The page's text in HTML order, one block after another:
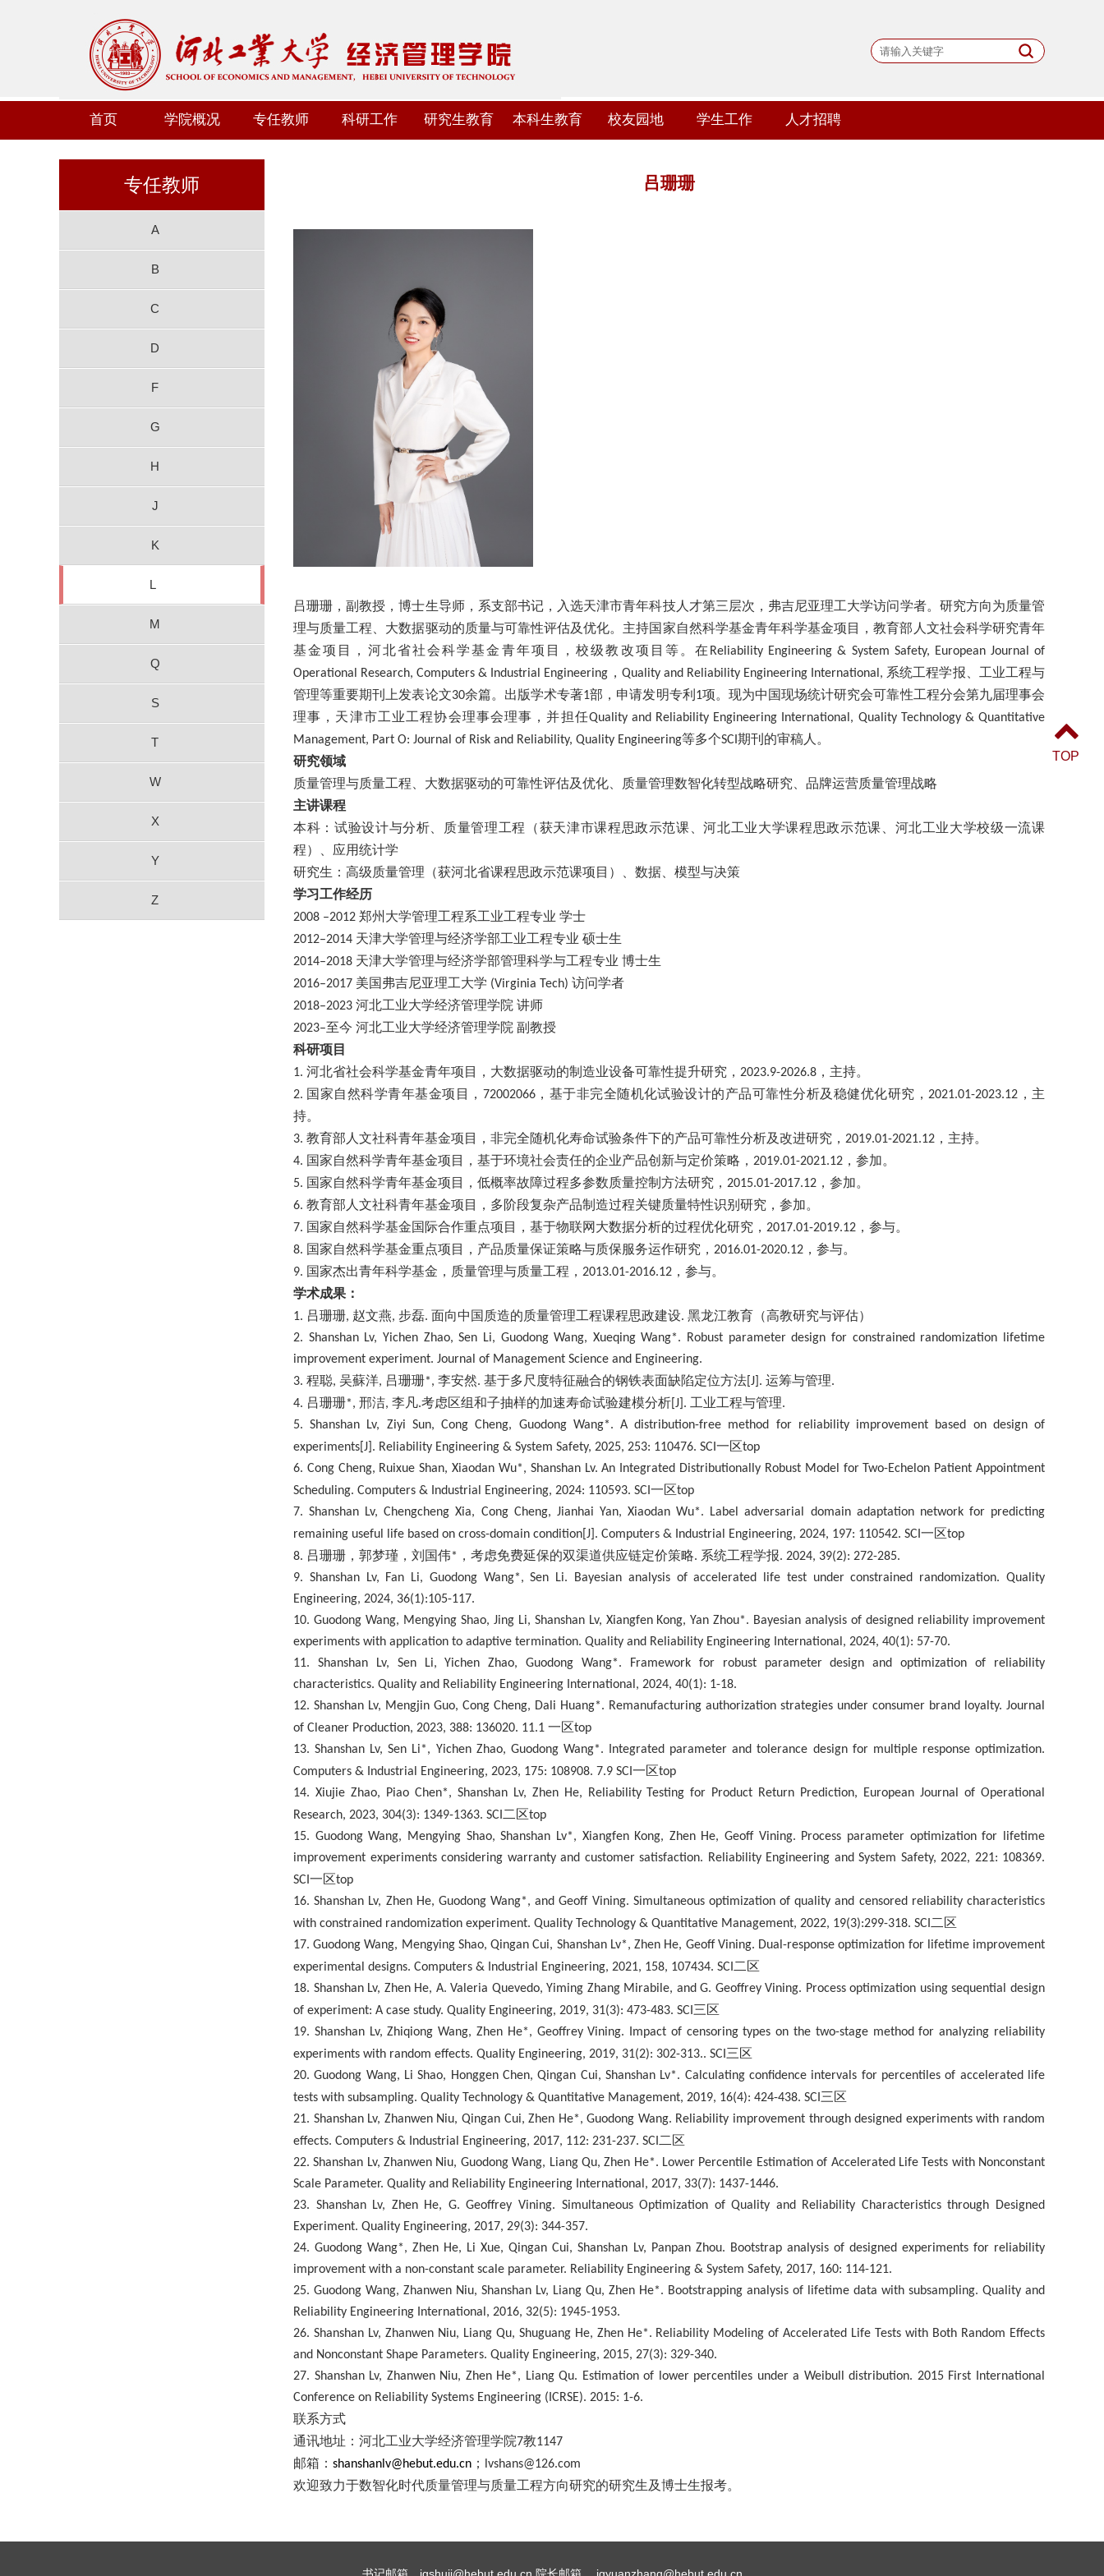
首页 学院概况 专任教师 科研工作 研究生教育 本科生教育 校友园地 学生工作 人才招聘
专任教师
A
B
C
D
F
G
H
J
K
L
M
Q
S
T
W
X
Y
Z
吕珊珊
吕珊珊 ，副教授，博士生导师， 系支部书记 ， 入选天津市青年科技人才第三层次，弗吉尼亚理工大学访问学者。 研究方向为质量管
理与质量工程、大数据驱动的质量与可靠性评估及优化。主持国家自然科学基金青年科学基金项目，教育部人文社会科学研究青年
基金项目，河北省社会科学基金青年项目，校级教改项目等。在 Reliability Engineering & System Safety, European Journal of
Operational Research, Computers & Industrial Engineering ， Quality and Reliability Engineering International, 系统工程学报、工业工程与
管理等重要期刊上发表论文30余篇。出版学术专著1部， 申请发明专利 1项。 现为中国现场统计研究会可靠性工程分会第九届理事会
理事，天津市工业工程协会理事会理事，并担任Quality and Reliability Engineering International, Quality Technology & Quantitative
Management, Part O: Journal of Risk and Reliability, Quality Engineering等多个SCI 期刊的审稿人。
研究领域
质量管理与质量工程、大数据驱动的可靠性评估及优化、质量管理数智化转型战略研究、品牌运营质量管理战略
主讲课程
本科：试验设计与分析、质量管理工程（获天津市课程思政示范课、河北工业大学课程思政示范课、河北工业大学校级一流课
程）、应用统计学
研究生：高级质量管理（获河北省课程思政示范课项目）、数据、模型与决策
学习工作经历
2008 –2012 郑州大学管理工程系工业工程专业 学士
2012–2014 天津大学管理与经济学部工业工程专业 硕士生
2014–2018 天津大学管理与经济学部管理科学与工程专业 博士生
2016–2017 美国弗吉尼亚理工大学 (Virginia Tech) 访问学者
2018–2023 河北工业大学经济管理学院 讲师
2023–至今 河北工业大学经济管理学院 副教授
科研项目
1. 河北省社会科学基金青年项目，大数据驱动的制造业设备可靠性提升研究， 2023.9-2026.8 ，主持。
2. 国家自然科学青年基金项目， 72002066，基于非完全随机化试验设计的产品可靠性分析及稳健优化研究， 2021.01-2023.12 ，主
持。
3. 教育部人文社科青年基金项目，非完全随机化寿命试验条件下的产品可靠性分析及改进研究， 2019.01-2021.12 ，主持。
4. 国家自然科学青年基金项目，基于环境社会责任的企业产品创新与定价策略， 2019.01-2021.12 ，参加。
5. 国家自然科学青年基金项目，低概率故障过程多参数质量控制方法研究， 2015.01-2017.12 ，参加。
6. 教育部人文社科青年基金项目，多阶段复杂产品制造过程关键质量特性识别研究，参加。
7. 国家自然科学基金国际合作重点项目，基于物联网大数据分析的过程优化研究， 2017.01-2019.12 ，参与。
8. 国家自然科学基金重点项目，产品质量保证策略与质保服务运作研究， 2016.01-2020.12 ，参与。
9. 国家杰出青年科学基金，质量管理与质量工程， 2013.01-2016.12 ，参与。
学术成果：
1. 吕珊珊, 赵文燕, 步磊. 面向中国质造的质量管理工程课程思政建设. 黑龙江教育（高教研究与评估）
2. Shanshan Lv, Yichen Zhao, Sen Li, Guodong Wang, Xueqing Wang*. Robust parameter design for constrained randomization lifetime
improvement experiment. Journal of Management Science and Engineering.
3. 程聪, 吴蘇洋, 吕珊珊*, 李安然. 基于多尺度特征融合的钢铁表面缺陷定位方法 [J]. 运筹与管理.
4. 吕珊珊*, 邢洁, 李凡.考虑区组和子抽样的加速寿命试验建模分析 [J]. 工业工程与管理.
5. Shanshan Lv, Ziyi Sun, Cong Cheng, Guodong Wang*. A distribution-free method for reliability improvement based on design of
experiments[J]. Reliability Engineering & System Safety, 2025, 253: 110476. SCI 一区top
6. Cong Cheng, Ruixue Shan, Xiaodan Wu*, Shanshan Lv. An Integrated Distributionally Robust Model for Two-Echelon Patient Appointment
Scheduling. Computers & Industrial Engineering, 2024: 110593. SCI 一区top
7. Shanshan Lv, Chengcheng Xia, Cong Cheng, Jianhai Yan, Xiaodan Wu*. Label adversarial domain adaptation network for predicting
remaining useful life based on cross-domain condition[J]. Computers & Industrial Engineering, 2024, 197: 110542. SCI 一区top
8. 吕珊珊，郭梦瑾，刘国伟* ，考虑免费延保的双渠道供应链定价策略. 系统工程学报. 2024, 39(2): 272-285.
9. Shanshan Lv, Fan Li, Guodong Wang*, Sen Li. Bayesian analysis of accelerated life test under constrained randomization. Quality
Engineering, 2024, 36(1):105-117.
10. Guodong Wang, Mengying Shao, Jing Li, Shanshan Lv, Xiangfen Kong, Yan Zhou*. Bayesian analysis of designed reliability improvement
experiments with application to adaptive termination. Quality and Reliability Engineering International, 2024, 40(1): 57-70.
11. Shanshan Lv, Sen Li, Yichen Zhao, Guodong Wang*. Framework for robust parameter design and optimization of reliability
characteristics. Quality and Reliability Engineering International, 2024, 40(1): 1-18.
12. Shanshan Lv, Mengjin Guo, Cong Cheng, Dali Huang*. Remanufacturing authorization strategies under consumer brand loyalty. Journal
of Cleaner Production, 2023, 388: 136020. 11.1 一区top
13. Shanshan Lv, Sen Li*, Yichen Zhao, Guodong Wang*. Integrated parameter and tolerance design for multiple response optimization.
Computers & Industrial Engineering, 2023, 175: 108908. 7.9 SCI 一区top
14. Xiujie Zhao, Piao Chen*, Shanshan Lv, Zhen He, Reliability Testing for Product Return Prediction, European Journal of Operational
Research, 2023, 304(3): 1349-1363. SCI 二区top
15. Guodong Wang, Mengying Shao, Shanshan Lv*, Xiangfen Kong, Zhen He, Geoff Vining. Process parameter optimization for lifetime
improvement experiments considering warranty and customer satisfaction. Reliability Engineering and System Safety, 2022, 221: 108369.
SCI 一区top
16. Shanshan Lv, Zhen He, Guodong Wang*, and Geoff Vining. Simultaneous optimization of quality and censored reliability characteristics
with constrained randomization experiment. Quality Technology & Quantitative Management, 2022, 19(3):299-318. SCI 二区
17. Guodong Wang, Mengying Shao, Qingan Cui, Shanshan Lv*, Zhen He, Geoff Vining. Dual-response optimization for lifetime improvement
experimental designs. Computers & Industrial Engineering, 2021, 158, 107434. SCI 二区
18. Shanshan Lv, Zhen He, A. Valeria Quevedo, Yiming Zhang Mirabile, and G. Geoffrey Vining. Process optimization using sequential design
of experiment: A case study. Quality Engineering, 2019, 31(3): 473-483. SCI 三区
19. Shanshan Lv, Zhiqiong Wang, Zhen He*, Geoffrey Vining. Impact of censoring types on the two-stage method for analyzing reliability
experiments with random effects. Quality Engineering, 2019, 31(2): 302-313.. SCI 三区
20. Guodong Wang, Li Shao, Honggen Chen, Qingan Cui, Shanshan Lv*. Calculating confidence intervals for percentiles of accelerated life
tests with subsampling. Quality Technology & Quantitative Management, 2019, 16(4): 424-438. SCI 三区
21. Shanshan Lv, Zhanwen Niu, Qingan Cui, Zhen He*, Guodong Wang. Reliability improvement through designed experiments with random
effects. Computers & Industrial Engineering, 2017, 112: 231-237. SCI 二区
22. Shanshan Lv, Zhanwen Niu, Guodong Wang, Liang Qu, Zhen He*. Lower Percentile Estimation of Accelerated Life Tests with Nonconstant
Scale Parameter. Quality and Reliability Engineering International, 2017, 33(7): 1437-1446.
23. Shanshan Lv, Zhen He, G. Geoffrey Vining. Simultaneous Optimization of Quality and Reliability Characteristics through Designed
Experiment. Quality Engineering, 2017, 29(3): 344-357.
24. Guodong Wang*, Zhen He, Li Xue, Qingan Cui, Shanshan Lv, Panpan Zhou. Bootstrap analysis of designed experiments for reliability
improvement with a non-constant scale parameter. Reliability Engineering & System Safety, 2017, 160: 114-121.
25. Guodong Wang, Zhanwen Niu, Shanshan Lv, Liang Qu, Zhen He*. Bootstrapping analysis of lifetime data with subsampling. Quality and
Reliability Engineering International, 2016, 32(5): 1945-1953.
26. Shanshan Lv, Zhanwen Niu, Liang Qu, Shuguang He, Zhen He*. Reliability Modeling of Accelerated Life Tests with Both Random Effects
and Nonconstant Shape Parameters. Quality Engineering, 2015, 27(3): 329-340.
27. Shanshan Lv, Zhanwen Niu, Zhen He*, Liang Qu. Estimation of lower percentiles under a Weibull distribution. 2015 First International
Conference on Reliability Systems Engineering (ICRSE). 2015: 1-6.
联系方式
通讯地址：河北工业大学经济管理学院7教1147
邮箱： shanshanlv@hebut.edu.cn ； lvshans@126.com
欢迎致力于数智化时代质量管理与质量工程方向研究的研究生及博士生报考。
TOP